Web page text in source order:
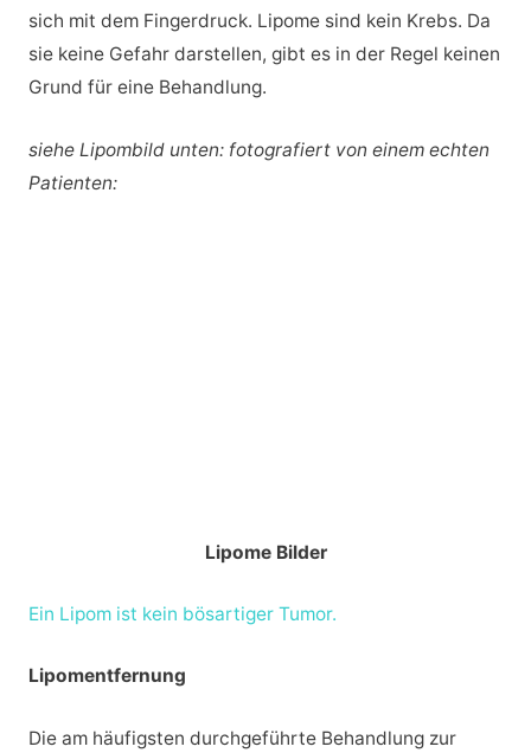
sich mit dem Fingerdruck. Lipome sind kein Krebs. Da
sie keine Gefahr darstellen, gibt es in der Regel keinen
Grund für eine Behandlung.
siehe Lipombild unten: fotografiert von einem echten
Patienten:
Lipome Bilder
Ein Lipom ist kein bösartiger Tumor.
Lipomentfernung
Die am häufigsten durchgeführte Behandlung zur